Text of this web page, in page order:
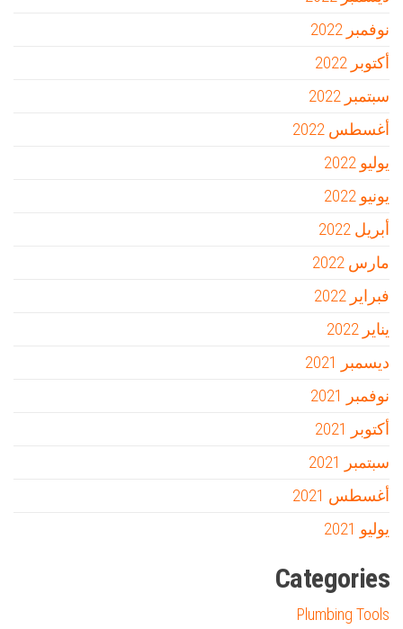
نوفمبر 2022
أكتوبر 2022
سبتمبر 2022
أغسطس 2022
يوليو 2022
يونيو 2022
أبريل 2022
مارس 2022
فبراير 2022
يناير 2022
ديسمبر 2021
نوفمبر 2021
أكتوبر 2021
سبتمبر 2021
أغسطس 2021
يوليو 2021
Categories
Plumbing Tools